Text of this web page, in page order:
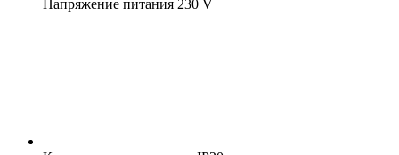
Напряжение питания 230 V